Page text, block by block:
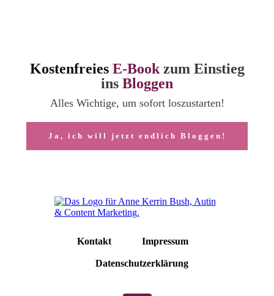
Kostenfreies E-Bookzum Einstieg
ins Bloggen
Alles Wichtige, um sofort loszustarten!
Ja, ich will jetzt endlich Bloggen!
Kontakt Impressum
Datenschutzerklärung